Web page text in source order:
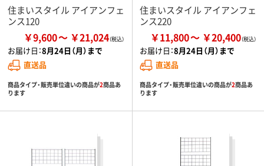
住まいスタイル アイアンフェ
ンス120
￥9,600 ￥21,024
お届け日：8月24日（月）まで
直送品
商品タイプ・販売単位違いの商品が2商品あ
ります
住まいスタイル アイアンフェ
ンス220
￥11,800 ￥20,400
お届け日：8月24日（月）まで
直送品
商品タイプ・販売単位違いの商品が2商品あ
ります